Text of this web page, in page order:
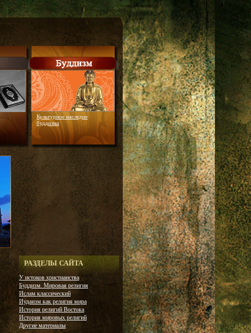
Культурное наследие
буддизма
РАЗДЕЛЫ САЙТА
У истоков христианства
Буддизм. Мировая религия
Ислам классический
Иудаизм как религия мира
История религий Востока
История мировых религий
Другие материалы